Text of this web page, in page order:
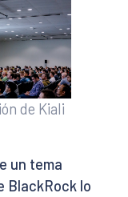
de Kiali
un tema
BlackRock lo